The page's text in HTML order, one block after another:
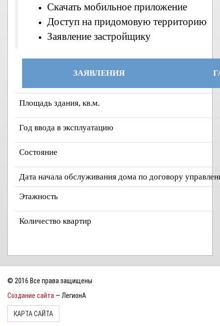
Скачать мобильное приложение
Доступ на придомовую территорию
Заявление застройщику
ЗАЯВЛЕНИЯ
Площадь здания, кв.м.
Год ввода в эксплуатацию
Состояние
Дата начала обслуживания дома по договору
Этажность
Количество квартир
© 2016 Все права защищены
Создание сайта — ЛегионА
КАРТА САЙТА